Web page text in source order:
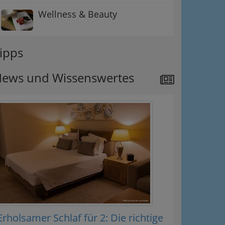
Wellness & Beauty
und Wissenswertes
Schlaf für 2: Die richtige